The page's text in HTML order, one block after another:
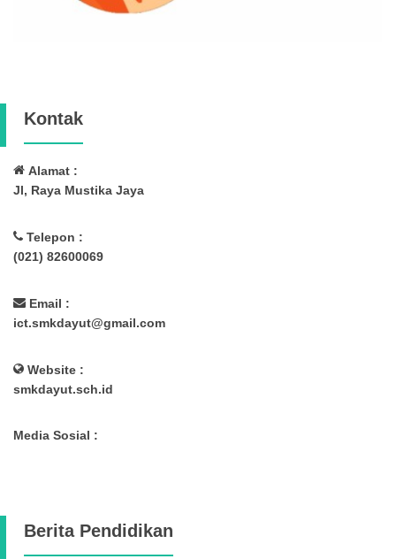
Kontak
Alamat :
Jl, Raya Mustika Jaya
Telepon :
(021) 82600069
Email :
ict.smkdayut@gmail.com
Website :
smkdayut.sch.id
Media Sosial :
Berita Pendidikan